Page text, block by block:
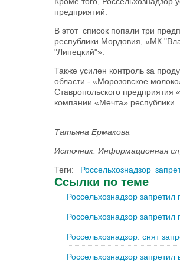
предприятий.
В этот список попали три
республики Мордовия, «МК
"Липецкий"».
Также усилен контроль за
области - «Морозовское
Ставропольского предприятия
компании «Мечта» республики
Татьяна Ермакова
Источник: Информационная
Теги:
Россельхознадзор
Ссылки по теме
Россельхознадзор
Россельхознадзор
Россельхознадзор: снят
Россельхознадзор